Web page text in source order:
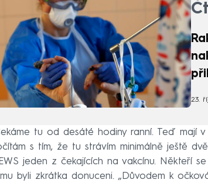
23.
tu od desáté hodiny ranní. Teď mají
s tím, že tu strávím minimálně ještě
jeden z čekajících na vakcínu. Někteří
byli zkrátka donuceni. „Důvodem k